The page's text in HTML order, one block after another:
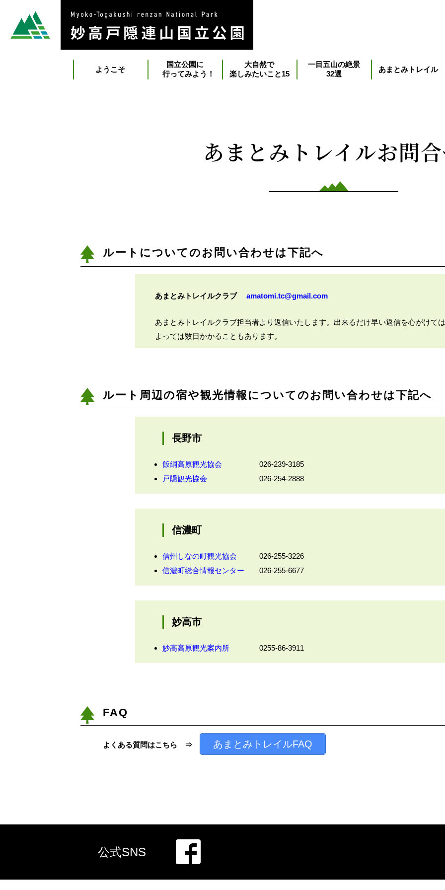
ようこそ
国立公園に
行ってみよう！
大自然で
楽しみたいこと15
一目五山の絶景
32選
あまとみトレイル
あまとみトレイルお問
ルートについてのお問い合わせは下記へ
あまとみトレイルクラブ amatomi.tc@gmail.com
あまとみトレイルクラブ担当者より返信いたします。出来るだけ早い返信を心がけて
よっては数日かかることもあります。
ルート周辺の宿や観光情報についてのお問い合わせは下記へ
長野市
飯綱高原観光協会 026-239-3185
戸隠観光協会 026-254-2888
信濃町
信州しなの町観光協会 026-255-3226
信濃町総合情報センター 026-255-6677
妙高市
妙高高原観光案内所 0255-86-3911
FAQ
よくある質問はこちら ⇒ あまとみトレイルFAQ
公式SNS